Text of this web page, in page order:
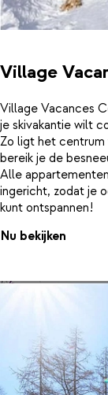
Village
Village Vacances
je skivakantie wilt
Zo ligt het
bereik je de
Alle
ingericht, zodat je
kunt ontspannen!
Nu bekijken